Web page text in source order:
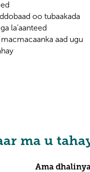
oo tubaakada
la’aanteed
aad ugu
ma u
Ama